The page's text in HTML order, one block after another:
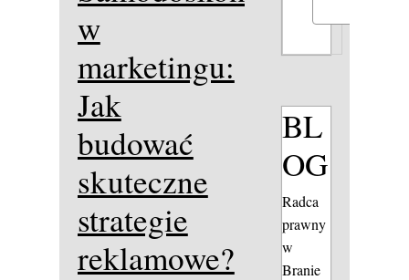
w
marketingu:
Jak
budować
skuteczne
strategie
reklamowe?
BL
OG
Radca
prawny
w
Branie